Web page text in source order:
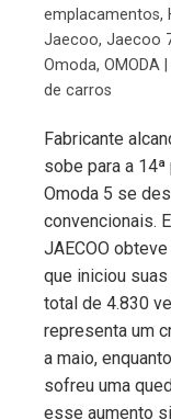
emplacamentos,
Jaecoo, Jaecoo
Omoda, OMODA
de carros
Fabricante
sobe para a
Omoda 5 se
convencionais.
JAECOO
que iniciou
total de 4.830
representa um
a maio,
sofreu uma
esse aumento